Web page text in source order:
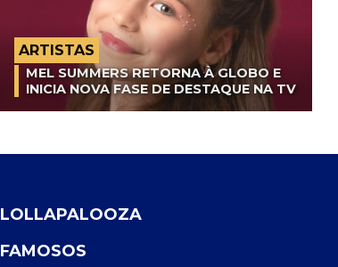
ARTISTAS
MEL SUMMERS RETORNA À GLOBO E
INICIA NOVA FASE DE DESTAQUE NA TV
LOLLAPALOOZA
FAMOSOS